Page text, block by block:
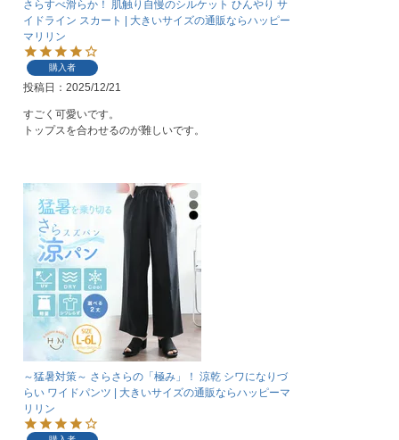
さらすべ滑らか！ 肌触り自慢のシルケット ひんやり サ
イドライン スカート | 大きいサイズの通販ならハッピー
マリリン
購入者
投稿日 2025/12/21
すごく可愛いです。
トップスを合わせるのが難しいです。
～猛暑対策～ さらさらの「極み」！ 涼乾 シワになりづ
らい ワイドパンツ | 大きいサイズの通販ならハッピーマ
リリン